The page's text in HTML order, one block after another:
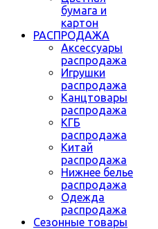
бумага и
картон
РАСПРОДАЖА
Аксессуары
распродажа
Игрушки
распродажа
Канцтовары
распродажа
КГБ
распродажа
Китай
распродажа
Нижнее белье
распродажа
Одежда
распродажа
Сезонные товары